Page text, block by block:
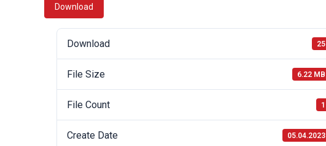
Download
Download 25
File Size 6.22 MB
File Count 1
Create Date 05.04.2023